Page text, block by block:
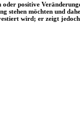
positive
möchten und
wird; er zeigt